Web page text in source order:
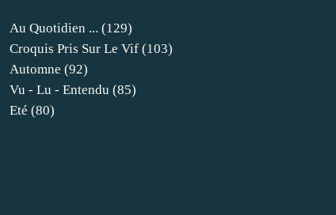
Au Quotidien ... (129)
Croquis Pris Sur Le Vif (103)
Automne (92)
Vu - Lu - Entendu (85)
Eté (80)